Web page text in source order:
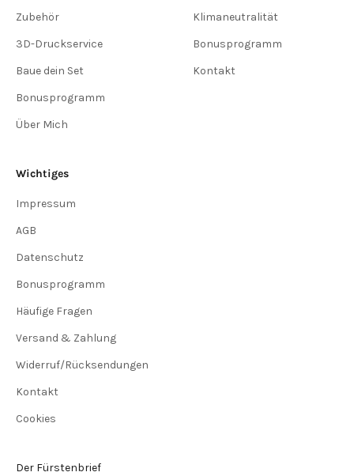
Zubehör
3D-Druckservice
Baue dein Set
Bonusprogramm
Über Mich
Klimaneutralität
Bonusprogramm
Kontakt
Wichtiges
Impressum
AGB
Datenschutz
Bonusprogramm
Häufige Fragen
Versand & Zahlung
Widerruf/Rücksendungen
Kontakt
Cookies
Der Fürstenbrief